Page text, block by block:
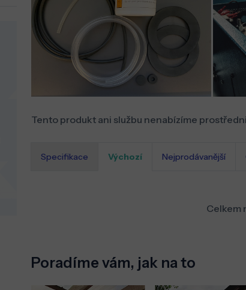
Tento produkt ani službu nenabízíme
Specifikace Výchozí Nejprodávanější
Celkem
Poradíme vám, jak na to